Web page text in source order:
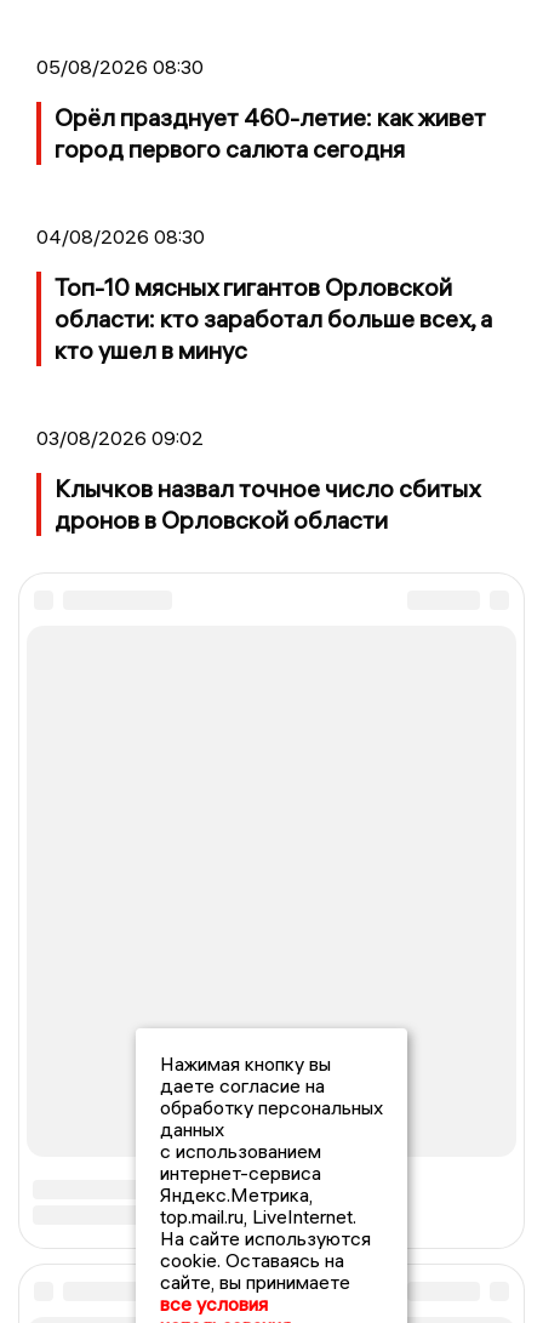
05/08/2026 08:30
Орёл празднует 460-летие: как живет
город первого салюта сегодня
04/08/2026 08:30
Топ-10 мясных гигантов Орловской
области: кто заработал больше всех, а
кто ушел в минус
03/08/2026 09:02
Клычков назвал точное число сбитых
дронов в Орловской области
Нажимая кнопку вы
даете согласие на
обработку персональных
данных
с использованием
интернет-сервиса
Яндекс.Метрика,
top.mail.ru, LiveInternet.
На сайте используются
cookie. Оставаясь на
сайте, вы принимаете
все условия